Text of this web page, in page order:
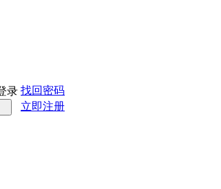
录 找回密码
立即注册